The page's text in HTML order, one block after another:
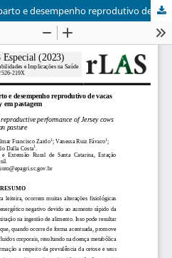
Balanço energético no pós-parto e desempenho reprodutivo de vacas Jersey em pastagem